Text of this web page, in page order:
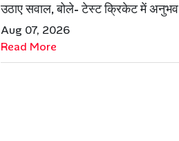
उठाए सवाल, बोले- टेस्ट क्रिकेट में अनुभव
की जरूरत हमेशा रहेगी
Aug 07, 2026
Read More